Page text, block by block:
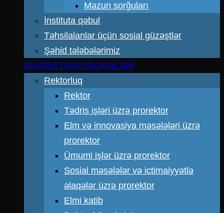
Məzun sorğuları
İnstituta qəbul
Təhsilalanlar üçün sosial güzəştlər
Şəhid tələbələrimiz
İDARƏETMƏ ORQANLARI
Rektorluq
Rektor
Tədris işləri üzrə prorektor
Elm və innovasiya məsələləri üzrə
prorektor
Ümumi işlər üzrə prorektor
Sosial məsələlər və ictimaiyyətlə
əlaqələr üzrə prorektor
Elmi katib